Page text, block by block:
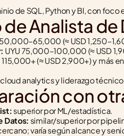
de SQL, Python y BI, con foco
de Analista
50,000–65,000 (≈ USD
UYU 75,000–100,000 (≈ USD
115,000+ (≈ USD 2,900+) y más
analytics y liderazgo
con
superior por ML/estadística.
Datos: similar/superior por
varía según alcance y